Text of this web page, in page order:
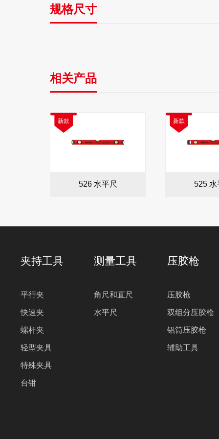
规格尺寸
相关产品
新款
526 水平尺
新款
525 水
夹持工具
平行夹
快速夹
螺杆夹
轻型夹具
特殊夹具
台钳
测量工具
角尺和直尺
水平尺
压胶枪
压胶枪
双组分压胶枪
铝筒压胶枪
辅助工具